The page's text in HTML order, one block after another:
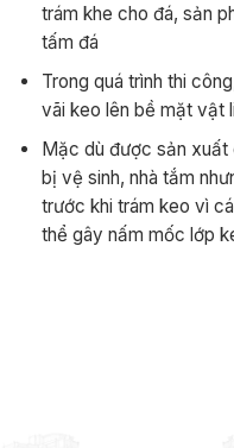
trám khe cho đá, sản
tấm đá
Trong quá trình thi
vãi keo lên bề mặt vật
Mặc dù được sản xuất
bị vệ sinh, nhà tắm
trước khi trám keo vì
thể gây nấm mốc lớp